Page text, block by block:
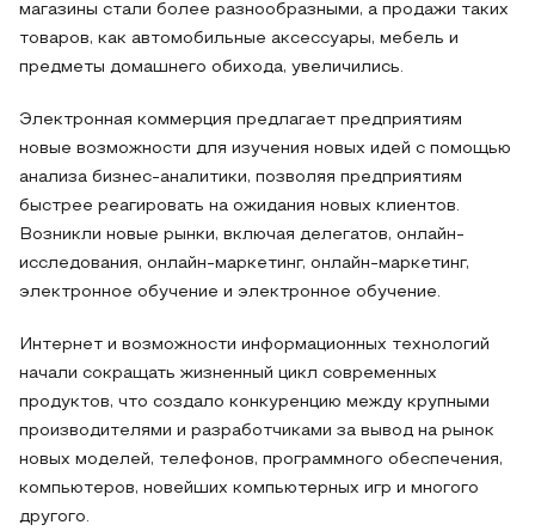
магазины стали более разнообразными, а продажи таких
товаров, как автомобильные аксессуары, мебель и
предметы домашнего обихода, увеличились.
Электронная коммерция предлагает предприятиям
новые возможности для изучения новых идей с помощью
анализа бизнес-аналитики, позволяя предприятиям
быстрее реагировать на ожидания новых клиентов.
Возникли новые рынки, включая делегатов, онлайн-
исследования, онлайн-маркетинг, онлайн-маркетинг,
электронное обучение и электронное обучение.
Интернет и возможности информационных технологий
начали сокращать жизненный цикл современных
продуктов, что создало конкуренцию между крупными
производителями и разработчиками за вывод на рынок
новых моделей, телефонов, программного обеспечения,
компьютеров, новейших компьютерных игр и многого
другого.